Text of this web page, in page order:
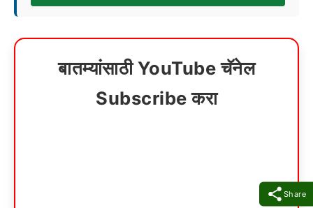
Share
बातम्यांसाठी YouTube चॅनेल
Subscribe करा